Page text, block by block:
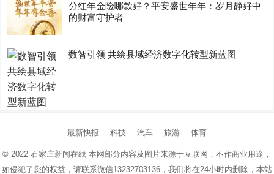
分红年金险哪款好？平安盛世年年：岁月静好中
的财富守护者
数智引领 共绘县域经济数字化转型新蓝图
最新快报 科技 汽车 旅游 体育
© 2022 石家庄新闻在线本网部分内容及图片来源于互联网，不作商业用途，
如侵犯了您的权益，请联系微信13232703136，我们将在24小时内删除，本站